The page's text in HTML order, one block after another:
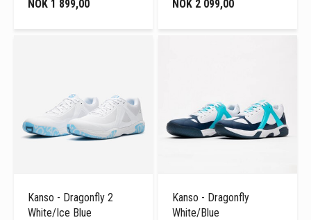
NOK 1 899,00
NOK 2 099,00
Kanso - Dragonfly 2
White/Ice Blue
Kanso - Dragonfly
White/Blue